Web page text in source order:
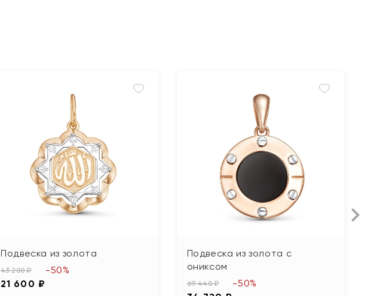
Подвеска из золота
43 200 ₽
21 600 ₽
-50%
Подвеска из золота с
ониксом
69 440 ₽ -50%